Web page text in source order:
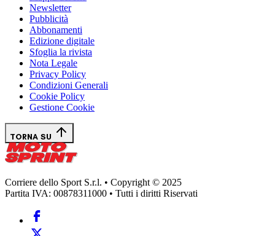
Newsletter
Pubblicità
Abbonamenti
Edizione digitale
Sfoglia la rivista
Nota Legale
Privacy Policy
Condizioni Generali
Cookie Policy
Gestione Cookie
TORNA SU
Corriere dello Sport S.r.l. • Copyright © 2025
Partita IVA: 00878311000 • Tutti i diritti Riservati